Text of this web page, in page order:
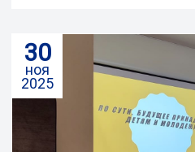
30
ноя
2025